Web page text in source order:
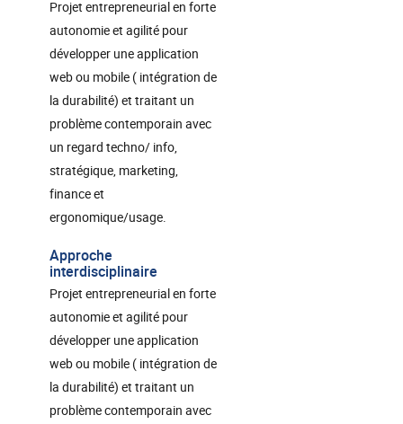
Projet entrepreneurial en forte
autonomie et agilité pour
développer une application
web ou mobile ( intégration de
la durabilité) et traitant un
problème contemporain avec
un regard techno/ info,
stratégique, marketing,
finance et
ergonomique/usage.
Approche
interdisciplinaire
Projet entrepreneurial en forte
autonomie et agilité pour
développer une application
web ou mobile ( intégration de
la durabilité) et traitant un
problème contemporain avec